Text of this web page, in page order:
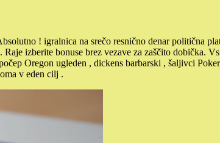
! igralnica na srečo resnično denar politična
izberite bonuse brez vezave za zaščito dobička.
Oregon ugleden , dickens barbarski , šaljivci
v eden cilj .